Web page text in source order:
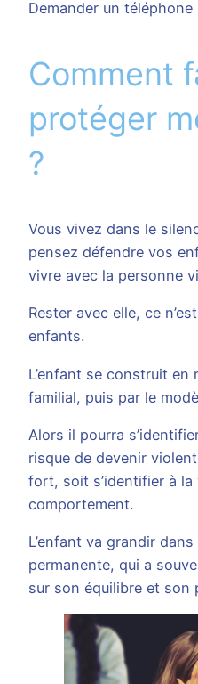
Demander un téléphone
Comment
protéger
?
Vous vivez dans le
pensez défendre vos
vivre avec la personne
Rester avec elle, ce
enfants.
L’enfant se construit en
familial, puis par le
Alors il pourra
risque de devenir
fort, soit s’identifier à
comportement.
L’enfant va grandir
permanente, qui a
sur son équilibre et son